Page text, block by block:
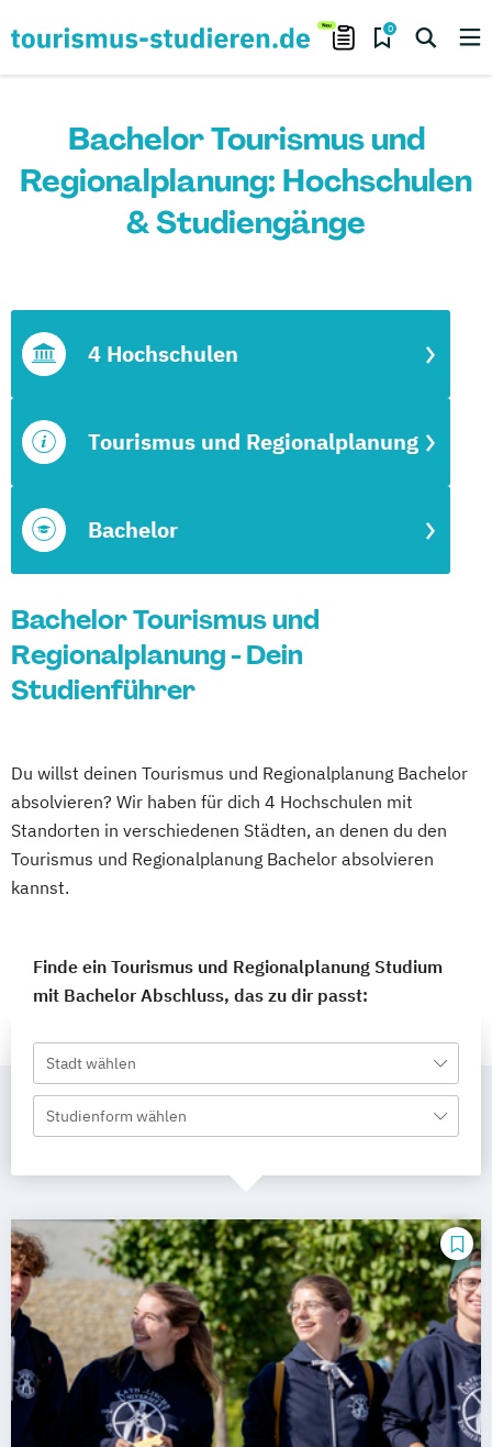
0
Bachelor Tourismus und
Regionalplanung: Hochschulen
& Studiengänge
Bachelor
Tourismus und Regionalplanung
4 Hochschulen
Bachelor Tourismus und
Regionalplanung - Dein
Studienführer
Du willst deinen Tourismus und Regionalplanung Bachelor
absolvieren? Wir haben für dich 4 Hochschulen mit
Standorten in verschiedenen Städten, an denen du den
Tourismus und Regionalplanung Bachelor absolvieren
kannst.
Finde ein Tourismus und Regionalplanung Studium
mit Bachelor Abschluss, das zu dir passt:
Stadt wählen
Studienform wählen